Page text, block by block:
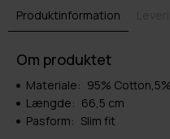
Produktinformation
Om produktet
Materiale: 95%
Længde: 66,5 cm
Pasform: Slim fit